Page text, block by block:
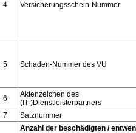
4 Versicherungsschein-Nummer
5 Schaden-Nummer des VU
6
Aktenzeichen des
(IT-)Dienstleisterpartners
7
Satznummer
Anzahl der beschädigten /